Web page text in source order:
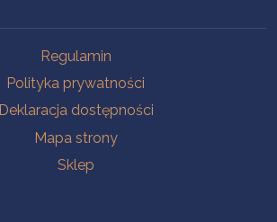
Regulamin
Polityka prywatności
Deklaracja dostępności
Mapa strony
Sklep